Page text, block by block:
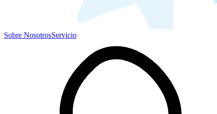
Sobre NosotrosServicio